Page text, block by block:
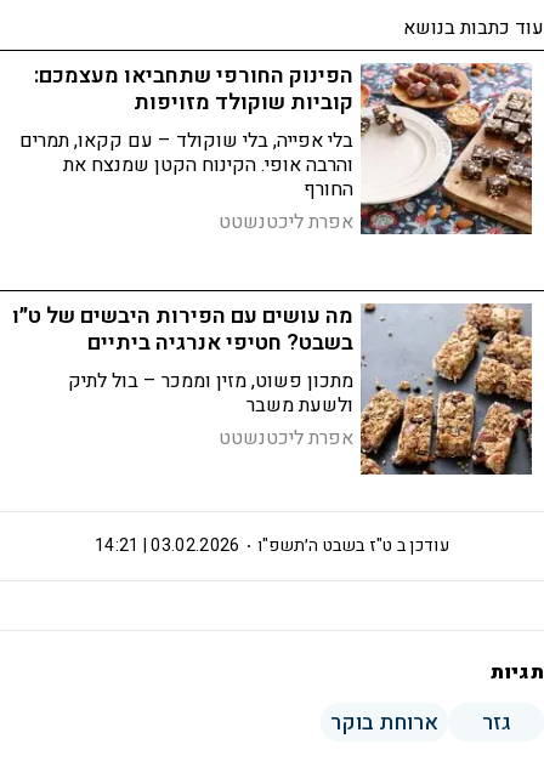
עוד כתבות בנושא
הפינוק החורפי שתחביאו מעצמכם:
קוביות שוקולד מזויפות
בלי אפייה, בלי שוקולד – עם קקאו, תמרים
והרבה אופי. הקינוח הקטן שמנצח את
החורף
אפרת ליכטנשטט
מה עושים עם הפירות היבשים של ט״ו
בשבט? חטיפי אנרגיה ביתיים
מתכון פשוט, מזין וממכר – בול לתיק
ולשעת משבר
אפרת ליכטנשטט
ט"ז בשבט ה׳תשפ"ו 03.02.2026 | 14:21 עודכן ב
תגיות
גזר ארוחת בוקר